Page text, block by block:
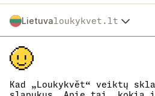
Kad „Loukykvět“ veiktų
Lietuvaloukykvet.lt
Česko
Slovensko
Polska
Österreich
Deutschland
Loukykvět s.r.o. yra registruota Prahos
registre, C skyrius, byla 268616.
EKF00180493.
Augalų pasams išduoti naudojame